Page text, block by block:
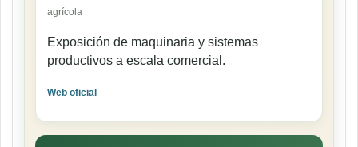
agrícola
Exposición de maquinaria y sistemas
productivos a escala comercial.
Web oficial